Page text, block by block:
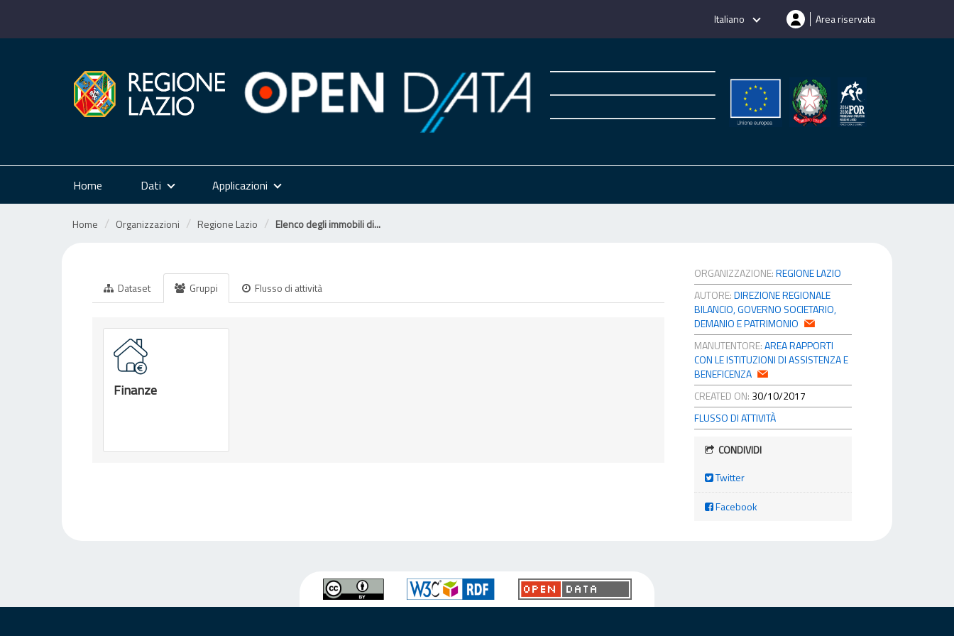
Italiano Area riservata
Home Dati Applicazioni
Home Organizzazioni Regione Lazio Elenco degli immobili di...
ORGANIZZAZIONE:REGIONE LAZIO
AUTORE:DIREZIONE REGIONALE
BILANCIO, GOVERNO SOCIETARIO,
DEMANIO E PATRIMONIO
MANUTENTORE:AREA RAPPORTI
CON LE ISTITUZIONI DI ASSISTENZA E
BENEFICENZA
CREATED ON: 30/10/2017
FLUSSO DI ATTIVITÀ
CONDIVIDI
Twitter
Facebook
Dataset Gruppi Flusso di attività
Finanze